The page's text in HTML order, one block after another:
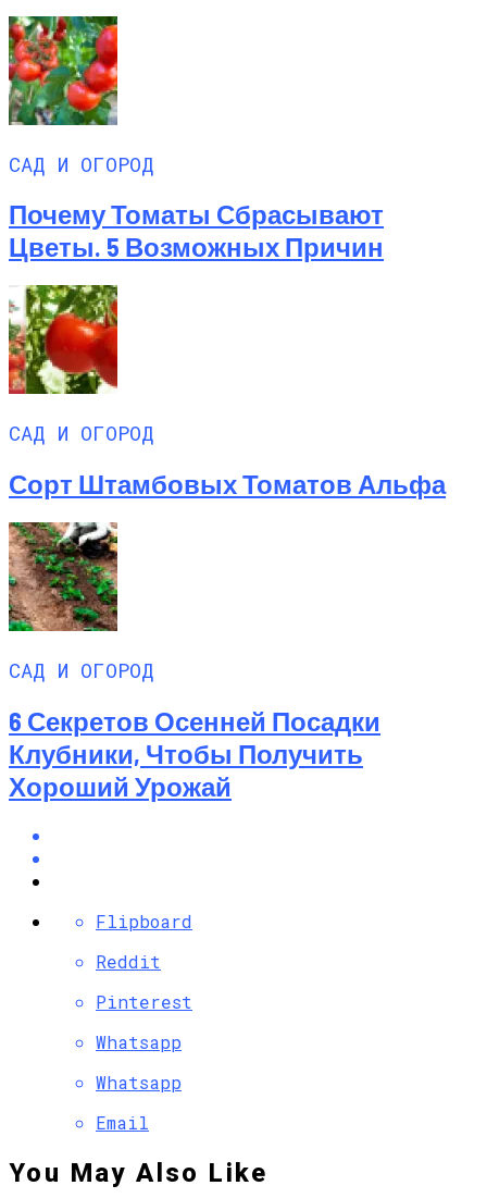
САД И ОГОРОД
Почему Томаты Сбрасывают
Цветы. 5 Возможных Причин
САД И ОГОРОД
Сорт Штамбовых Томатов Альфа
САД И ОГОРОД
6 Секретов Осенней Посадки
Клубники, Чтобы Получить
Хороший Урожай
Flipboard
Reddit
Pinterest
Whatsapp
Whatsapp
Email
You May Also Like